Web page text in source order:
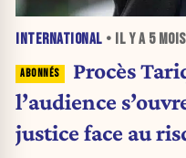
INTERNATIONAL • IL Y A 5 MOIS
Procès
l’audience
justice face au